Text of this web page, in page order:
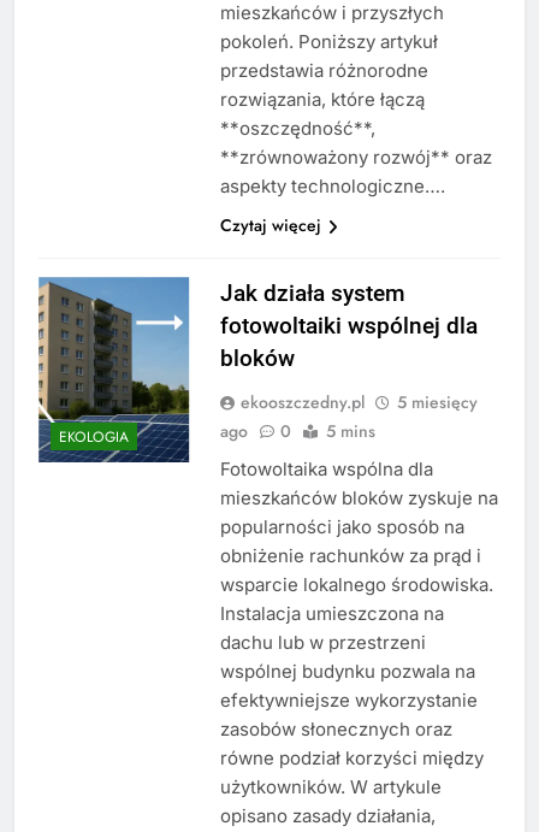
mieszkańców i przyszłych
pokoleń. Poniższy artykuł
przedstawia różnorodne
rozwiązania, które łączą
**oszczędność**,
**zrównoważony rozwój** oraz
aspekty technologiczne….
Czytaj więcej
EKOLOGIA
Jak działa system
fotowoltaiki wspólnej dla
bloków
ekooszczedny.pl
5 miesięcy
ago
0 5 mins
Fotowoltaika wspólna dla
mieszkańców bloków zyskuje na
popularności jako sposób na
obniżenie rachunków za prąd i
wsparcie lokalnego środowiska.
Instalacja umieszczona na
dachu lub w przestrzeni
wspólnej budynku pozwala na
efektywniejsze wykorzystanie
zasobów słonecznych oraz
równe podział korzyści między
użytkowników. W artykule
opisano zasady działania,